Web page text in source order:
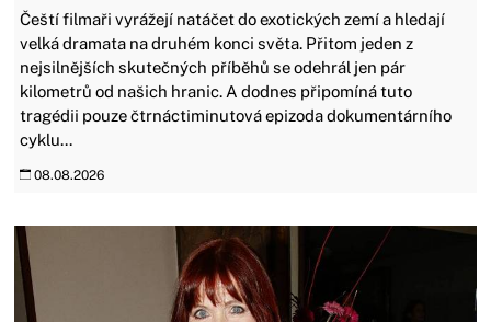
Čeští filmaři vyrážejí natáčet do exotických zemí a hledají
velká dramata na druhém konci světa. Přitom jeden z
nejsilnějších skutečných příběhů se odehrál jen pár
kilometrů od našich hranic. A dodnes připomíná tuto
tragédii pouze čtrnáctiminutová epizoda dokumentárního
cyklu...
08.08.2026